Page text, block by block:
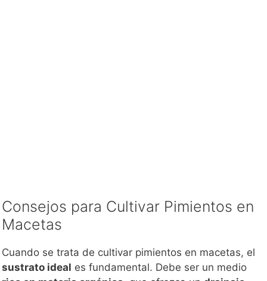
Consejos para Cultivar Pimientos en
Macetas
Cuando se trata de cultivar pimientos en macetas, el
sustrato ideal es fundamental. Debe ser un medio